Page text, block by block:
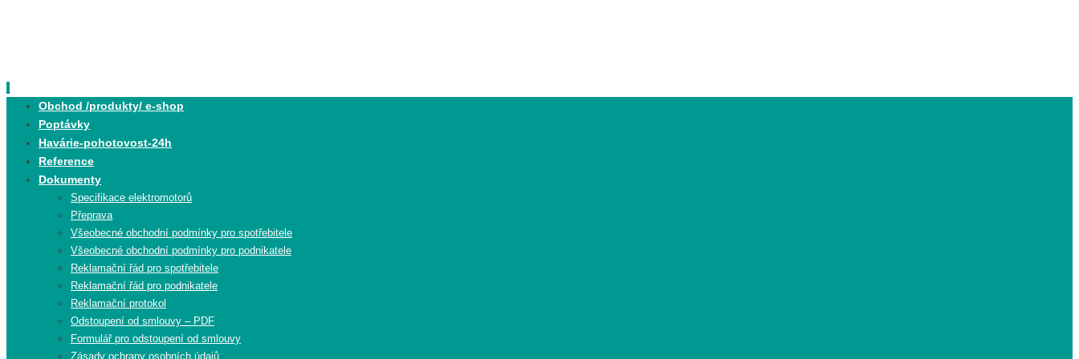
content
Obchod /produkty/ e-shop
Poptávky
Havárie-pohotovost-24h
Reference
Dokumenty
Specifikace elektromotorů
Přeprava
Všeobecné obchodní podmínky pro spotřebitele
Všeobecné obchodní podmínky pro podnikatele
Reklamační řád pro spotřebitele
Reklamační řád pro podnikatele
Reklamační protokol
Odstoupení od smlouvy – PDF
Formulář pro odstoupení od smlouvy
Zásady ochrany osobních údajů